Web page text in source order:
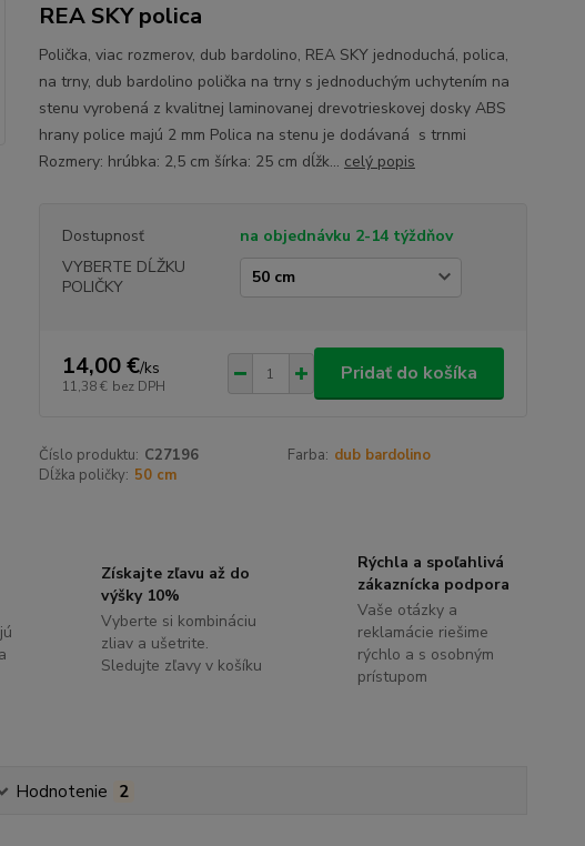
REA SKY polica
Polička, viac rozmerov, dub bardolino, REA SKY jednoduchá, polica,
na trny, dub bardolino polička na trny s jednoduchým uchytením na
stenu vyrobená z kvalitnej laminovanej drevotrieskovej dosky ABS
hrany police majú 2 mm Polica na stenu je dodávaná s trnmi
Rozmery: hrúbka: 2,5 cm šírka: 25 cm dĺžk... celý popis
Dostupnosť
na objednávku 2-14 týždňov
VYBERTE DĹŽKU
POLIČKY
14,00 €/ks
11,38 € bez DPH
Pridať do košíka
Číslo produktu: C27196 Farba: dub bardolino
Dĺžka poličky: 50 cm
Získajte zľavu až do
výšky 10%
Vyberte si kombináciu
zliav a ušetrite.
Sledujte zľavy v košíku
Rýchla a spoľahlivá
zákaznícka podpora
Vaše otázky a
reklamácie riešime
rýchlo a s osobným
prístupom
Hodnotenie 2